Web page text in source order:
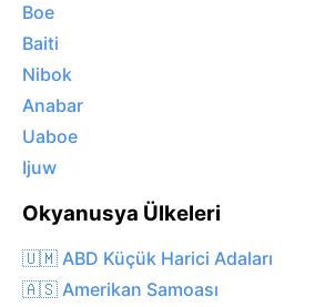
Boe
Baiti
Nibok
Anabar
Uaboe
Ijuw
Okyanusya Ülkeleri
🇺🇲 ABD Küçük Harici Adaları
🇦🇸 Amerikan Samoası